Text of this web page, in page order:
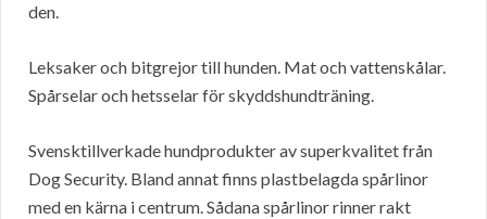
den.
Leksaker och bitgrejor till hunden. Mat och vattenskålar.
Spårselar och hetsselar för skyddshundträning.
Svensktillverkade hundprodukter av superkvalitet från
Dog Security. Bland annat finns plastbelagda spårlinor
med en kärna i centrum. Sådana spårlinor rinner rakt